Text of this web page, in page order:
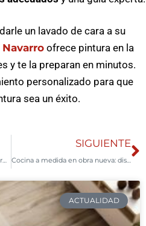
un lavado de cara a su
ofrece pintura en la
y te la preparan en minutos.
personalizado para que
sea un éxito.
¿Sabes qué pasos seguimos para reformar tu cocina o baño en Rufino Navarro?
SIGUIENTE
Cocina a medida en obra nueva: diseño elegante y funcional creado por Pedro para un hogar contemporáneo
ACTUALIDAD